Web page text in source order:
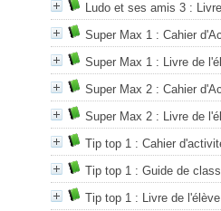
Ludo et ses amis 3 :
Super Max 1 : Cahier
Super Max 1 : Livre de
Super Max 2 : Cahier
Super Max 2 : Livre de
Tip top 1 : Cahier
Tip top 1 : Guide de
Tip top 1 : Livre de l'élève